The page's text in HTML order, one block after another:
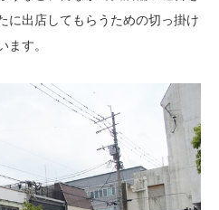
に出店してもらうための切っ掛け
ます。